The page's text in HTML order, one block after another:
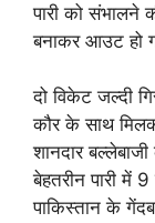
पारी को संभालने
बनाकर आउट हो
दो विकेट जल्दी
कौर के साथ
शानदार
बेहतरीन पारी में
पाकिस्तान के